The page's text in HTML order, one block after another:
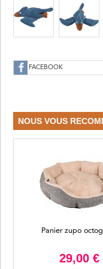
FACEBOOK
NOUS VOUS
Panier zupo
29,00 €